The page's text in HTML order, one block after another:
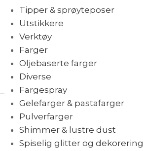
Tipper & sprøyteposer
Utstikkere
Verktøy
Farger
Oljebaserte farger
Diverse
Fargespray
Gelefarger & pastafarger
Pulverfarger
Shimmer & lustre dust
Spiselig glitter og dekorering